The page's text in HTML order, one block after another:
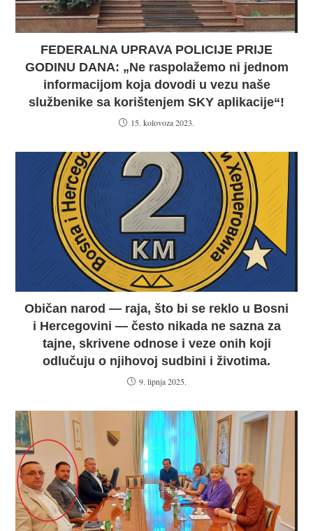
FEDERALNA UPRAVA POLICIJE PRIJE
GODINU DANA: „Ne raspolažemo ni jednom
informacijom koja dovodi u vezu naše
službenike sa korištenjem SKY aplikacije“!
15. kolovoza 2023.
Običan narod — raja, što bi se reklo u Bosni
i Hercegovini — često nikada ne sazna za
tajne, skrivene odnose i veze onih koji
odlučuju o njihovoj sudbini i životima.
9. lipnja 2025.